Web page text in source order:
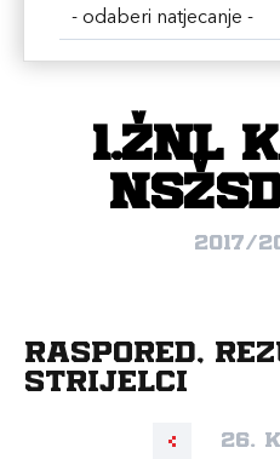
- odaberi natjecanje -
1.ŽNL
2017/
Raspored,
strijelci
26.